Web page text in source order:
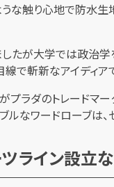
うな触り心地で防水
たが大学では政治学
で斬新なアイディ
プラダのトレードマ
ルなワードローブは
ライン設立